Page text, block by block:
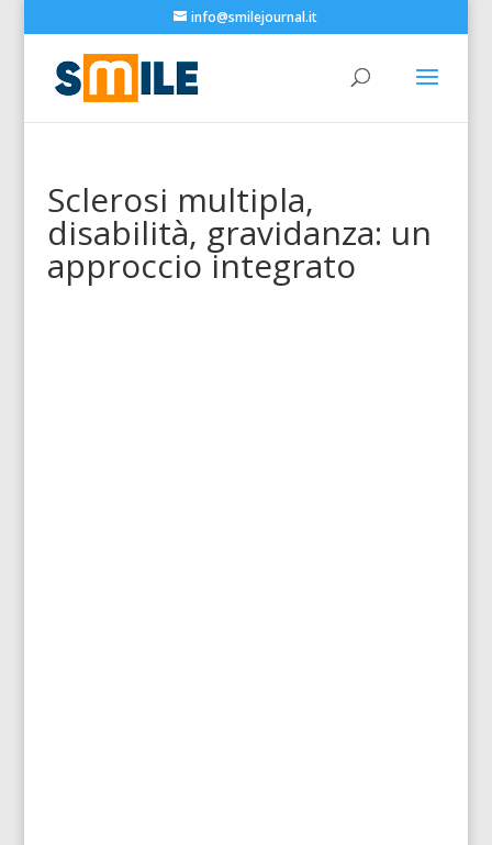
info@smilejournal.it
Sclerosi multipla,
disabilità, gravidanza: un
approccio integrato